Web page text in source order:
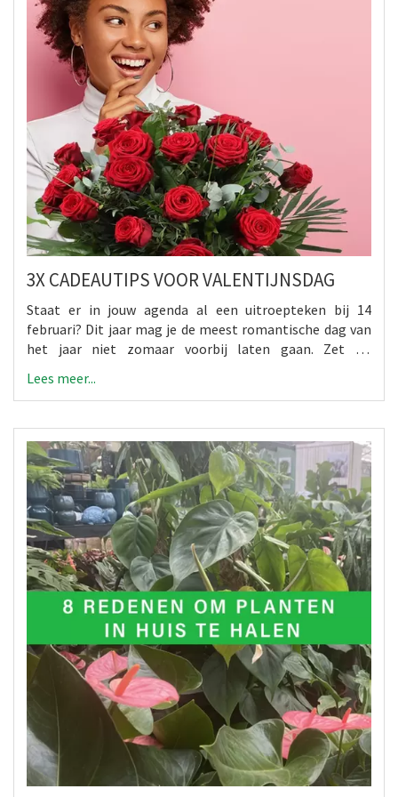
3X CADEAUTIPS VOOR VALENTIJNSDAG
Staat er in jouw agenda al een uitroepteken bij 14
februari? Dit jaar mag je de meest romantische dag van
het jaar niet zomaar voorbij laten gaan. Zet op
liefde óf jezelf eens goed in het zonnetje. Iedereen kan
liefde gebruiken...
Lees meer...